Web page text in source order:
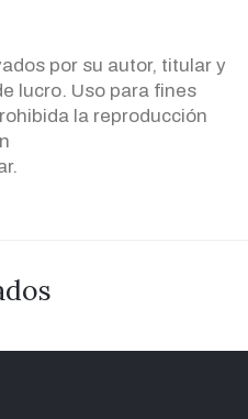
por su autor, titular y
lucro. Uso para fines
la reproducción